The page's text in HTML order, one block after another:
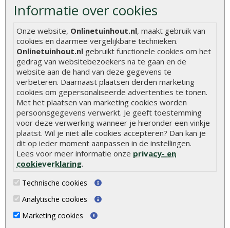
Informatie over cookies
Onze website, Onlinetuinhout.nl, maakt gebruik van
cookies en daarmee vergelijkbare technieken.
Onlinetuinhout.nl gebruikt functionele cookies om het
gedrag van websitebezoekers na te gaan en de
website aan de hand van deze gegevens te
verbeteren. Daarnaast plaatsen derden marketing
cookies om gepersonaliseerde advertenties te tonen.
Met het plaatsen van marketing cookies worden
persoonsgegevens verwerkt. Je geeft toestemming
voor deze verwerking wanneer je hieronder een vinkje
plaatst. Wil je niet alle cookies accepteren? Dan kan je
dit op ieder moment aanpassen in de instellingen.
Lees voor meer informatie onze privacy- en
cookieverklaring.
Technische cookies
Analytische cookies
Marketing cookies
Azobé tuinpaal glad geschaafd 6,5 x 6,5
Azobé tuinpaal glad geschaafd 6,5 x 6,5 x
300 cm 103138..
€ 30,75
Meer info
Azobé tuinpaal glad geschaafd 6,5 x 6,5
x 350 cm 103138
Azobé tuinpaal glad geschaafd 6,5 x 6,5 x
€ 35,90
Meer info